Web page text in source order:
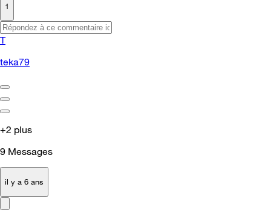
1
T
teka79
+2 plus
9 Messages
il y a 6 ans